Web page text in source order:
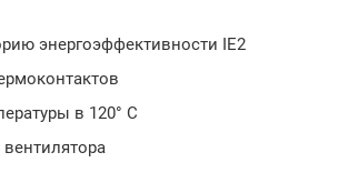
энергоэффективности IE2
в 120° С